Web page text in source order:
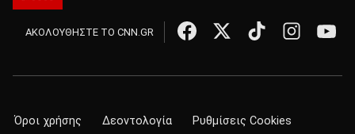
ΑΚΟΛΟΥΘΗΣΤΕ ΤΟ CNN.GR
Όροι χρήσης Δεοντολογία Ρυθμίσεις Cookies